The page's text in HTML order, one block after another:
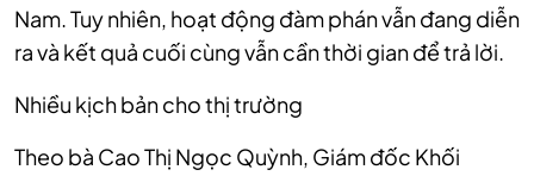
Nam. Tuy nhiên, hoạt động đàm phán vẫn đang diễn
ra và kết quả cuối cùng vẫn cần thời gian để trả lời.
Nhiều kịch bản cho thị trường
Theo bà Cao Thị Ngọc Quỳnh, Giám đốc Khối